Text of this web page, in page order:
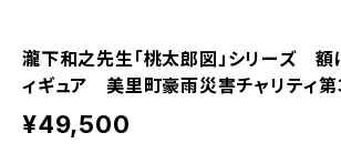
瀧下和之先生「桃太郎図」シリーズ 額
ィギュア 美里町豪雨災害チャリティ第３
¥49,500